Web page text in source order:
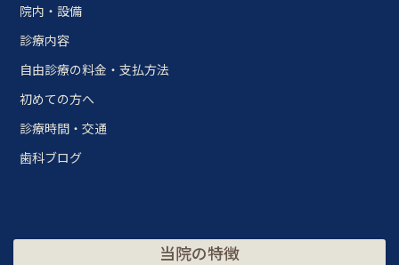
院内・設備
診療内容
自由診療の料金・支払方法
初めての方へ
診療時間・交通
歯科ブログ
当院の特徴